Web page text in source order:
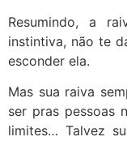
Resumindo, a
instintiva, não te
esconder ela.
Mas sua raiva
ser pras pessoas
limites… Talvez